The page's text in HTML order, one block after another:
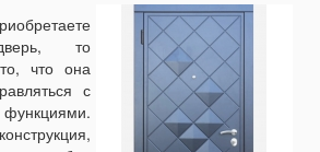
то
что она
с